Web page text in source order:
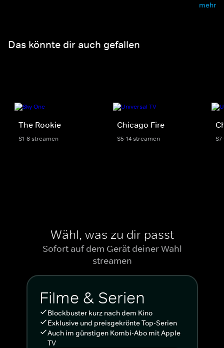
mehr
Das könnte dir auch gefallen
The Rookie
S1-8 streamen
Chicago Fire
S5-14 streamen
Wähl, was zu dir passt
Sofort auf dem Gerät deiner Wahl
streamen
Filme & Serien
Blockbuster kurz nach dem Kino
Exklusive und preisgekrönte Top-Serien
Auch im günstigen Kombi-Abo mit Apple
TV